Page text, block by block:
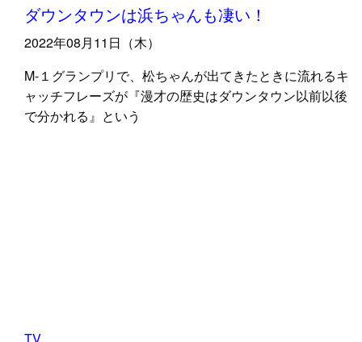
ダウンタウンは浜ちゃんも凄い！
2022年08月11日（木）
M-１グランプリで、松ちゃんが出てきたときに流れるキ
ャッチフレーズが『漫才の歴史はダウンタウン以前以後
で分かれる』という